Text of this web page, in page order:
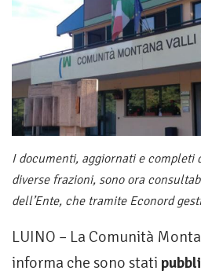
I documenti, aggiornati e
diverse frazioni, sono ora
dell’Ente, che tramite Econord
LUINO – La Comunità
informa che sono stati